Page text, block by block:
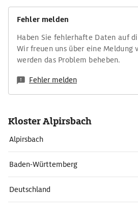
Fehler melden
Haben Sie fehlerhafte Daten auf
Wir freuen uns über eine Meldung
werden das Problem beheben.
Fehler melden
Kloster Alpirsbach
Alpirsbach
Baden-Württemberg
Deutschland